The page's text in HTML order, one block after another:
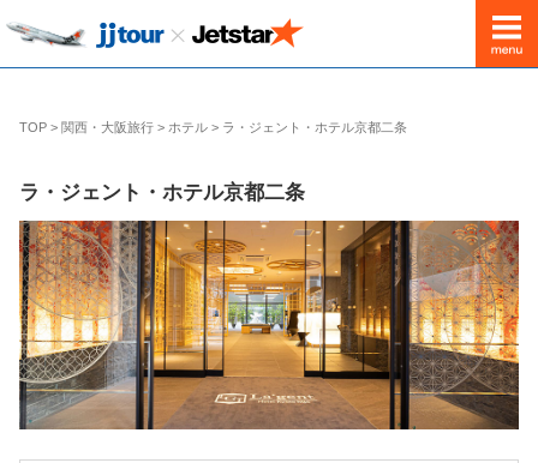
TOP > 関西・大阪旅行 > ホテル > ラ・ジェント・ホテル京都二条
ラ・ジェント・ホテル京都二条